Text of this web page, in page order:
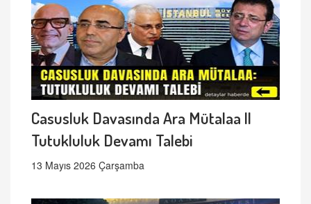
Casusluk Davasında Ara Mütalaa ||
Tutukluluk Devamı Talebi
13 Mayıs 2026 Çarşamba